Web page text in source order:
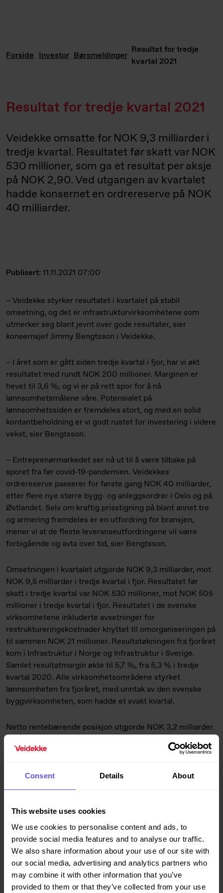
Consent Details About
This website uses cookies
We use cookies to personalise content and ads, to
provide social media features and to analyse our traffic.
We also share information about your use of our site with
our social media, advertising and analytics partners who
may combine it with other information that you’ve
provided to them or that they’ve collected from your use
Forside Investor Børsmeldinger
Resultat for tredje
kvartal 2021
Resultat for tredje kvartal 2021
Veidekke omsatte for NOK 9,3 milliarder i
tredje kvartal. Resultatet før skatt var NOK
530 millioner, som ga et resultat per aksje
på NOK 2,90. Ved utgangen av kvartalet
hadde konsernet en ordrereserve på NOK
40 milliarder.
Publisert: 11.11.2021 07:00
– Veidekke styrker resultatet i kvartalet på stabil
omsetning, og det er infrastruktur­virksomhetene som
utmerker seg blant jevnt over gode resultater, sier
konsernsjef Jimmy Bengtsson i Veidekke.
– I året som er gått siden tredje kvartal i fjor, har vi økt
resultatet med rundt NOK 200 millioner. Marginen er
hevet til 3,6 %, og vi er på rett spor for å nå
lønnsomhetsmålene våre. Potensialet på
lønnsomhetssiden er fremdeles stort, og med en solid
kontantbeholdning er vi godt rustet for investering i videre
vekst, sier Bengtsson.
– Entreprenørmarkedet ser nå ut til å være tilbake på
sporet fra før covid-19-pandemien. Veidekkes
ordrereserve passerer for første gang NOK 40 milliarder,
etter flere nye større bygg- og anleggsordrer i Oslo og på
Østlandet. Selv om kraftig prisstigning på blant annet tre
og armering fremdeles er en utfordring for bransjen,
mener vi at de fleste leveranse­utfordringene vil være
forbigående og avta over tid, sier Bengtsson.
Omsetningen i kvartalet utgjorde NOK 9,3 milliarder, mot
NOK 9,5 milliarder i tredje kvartal i fjor. Resultatet før
skatt i tredje kvartal var NOK 530 millioner, mot NOK 505
millioner i tredje kvartal i fjor. Resultatet i de svenske
virksomhetene inkluderte avsetninger for
restruktureringskostnader knyttet til omorganiseringen på
til sammen NOK 21 millioner. Resultatøkningen fra fjoråret
kom i Infrastruktur i Norge og Infrastruktur i Sverige.
Samlet resultatmargin økte til 5,7 %, fra 5,3 % i tredje
kvartal 2020. Alle virksomhetsområdene styrket
lønnsomheten fra fjoråret, med unntak av den svenske
byggvirksomheten, som hadde et svakt kvartal.
Netto rentebærende posisjon utgjorde NOK 3,2 milliarder
årsskiftet. Balansen ved utgangen av kvartalet var NOK
Ordreinngangen i kvartalet utgjorde NOK 8,4 milliarder,
av kvartalet var ordrereserven NOK 40,0 milliarder, mot
NOK 37,7 milliarder for et år siden. Ordrereserven økte
innenfor markedssegmentene offentlige yrkesbygg og
annen anleggsvirksomhet, mens andelene i segmentene
samferdsel, private yrkesbygg og boliger avtok. Om lag to
tredeler av ordrereserven kommer til omsetning i de neste
tolv månedene.